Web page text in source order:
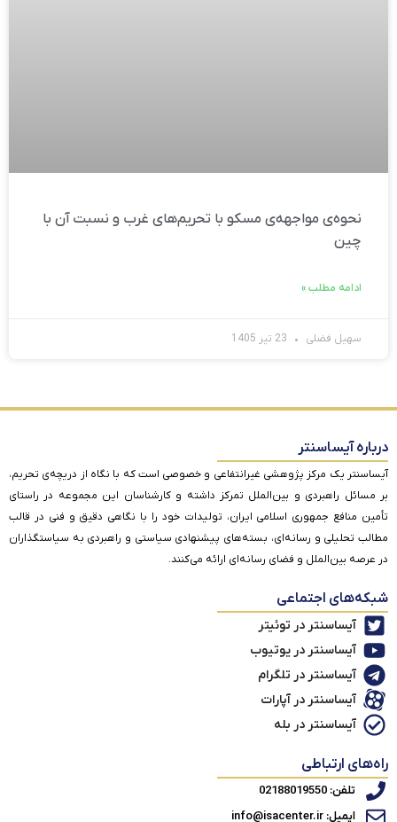
نحوه‌ی مواجهه‌ی مسکو با تحریم‌های غرب و نسبت آن با
چین
ادامه مطلب »
سهیل فضلی
درباره آیساسنتر
آیساسنتر یک مرکز پژوهشی غیرانتفاعی و خصوصی است که با نگاه از دریچه‌ی تحریم،
بر مسائل راهبردی و بین‌الملل تمرکز داشته و کارشناسان این مجموعه در راستای
تأمین منافع جمهوری اسلامی ایران، تولیدات خود را با نگاهی دقیق و فنی در قالب
مطالب تحلیلی و رسانه‌ای، بسته‌های پیشنهادی سیاستی و راهبردی به سیاستگذاران
در عرصه بین‌الملل و فضای رسانه‌ای ارائه می‌کنند.
شبکه‌های اجتماعی
آیساسنتر در توئیتر
آیساسنتر در یوتیوب
آیساسنتر در تلگرام
آیساسنتر در آپارات
آیساسنتر در بله
راه‌های ارتباطی
تلفن: 02188019550
ایمیل: info@isacenter.ir